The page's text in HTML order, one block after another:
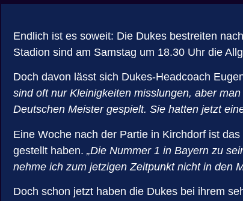
Endlich ist es soweit: Die Dukes bestreiten
Stadion sind am Samstag um 18.30 Uhr die
Doch davon lässt sich Dukes-Headcoach
sind oft nur Kleinigkeiten misslungen, aber
Deutschen Meister gespielt. Sie hatten jetzt
Eine Woche nach der Partie in Kirchdorf ist
gestellt haben. „Die Nummer 1 in Bayern zu
nehme ich zum jetzigen Zeitpunkt nicht in den
Doch schon jetzt haben die Dukes bei ihrem